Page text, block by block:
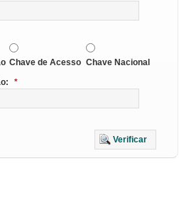
Chave de Acesso Chave Nacional
*
Verificar